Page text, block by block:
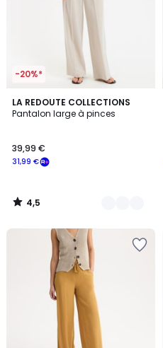
-20%*
LA REDOUTE COLLECTIONS
Pantalon large à pinces
31,99 €
39,99 €
4,5
/ 5
2
Couleurs
4,5
/